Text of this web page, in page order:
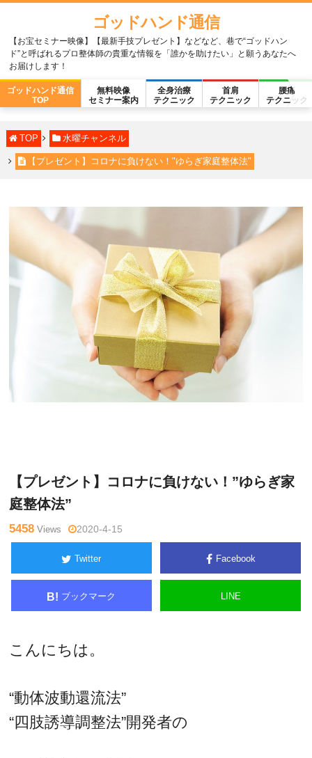
ゴッドハンド通信
【お宝セミナー映像】【最新手技プレゼント】などなど、巷で“ゴッドハン
ド”と呼ばれるプロ整体師の貴重な情報を「誰かを助けたい」と願うあなたへ
お届けします！
ゴッドハンド通信
TOP
無料映像
セミナー案内
全身治療
テクニック
首肩
テクニック
腰痛
テクニック
TOP 水曜チャンネル
【プレゼント】コロナに負けない！"ゆらぎ家庭整体法"
【プレゼント】コロナに負けない！”ゆらぎ家
庭整体法”
5458 Views 2020-4-15
Twitter Facebook
B! ブックマーク LINE
こんにちは。
“動体波動還流法”
“四肢誘導調整法”開発者の